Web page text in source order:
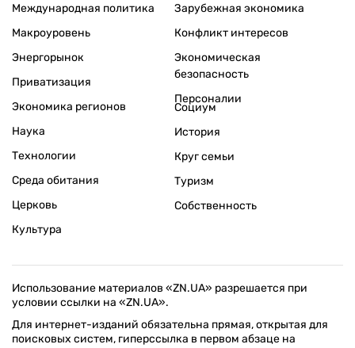
Международная политика
Макроуровень
Энергорынок
Приватизация
Экономика регионов
Зарубежная экономика
Конфликт интересов
Экономическая
безопасность
Персоналии
Наука
Технологии
Среда обитания
Церковь
Культура
Социум
История
Круг семьи
Туризм
Собственность
Использование материалов «ZN.UA» разрешается при
условии ссылки на «ZN.UA».
Для интернет-изданий обязательна прямая, открытая для
поисковых систем, гиперссылка в первом абзаце на